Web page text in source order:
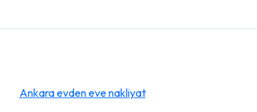
Ankara evden eve nakliyat